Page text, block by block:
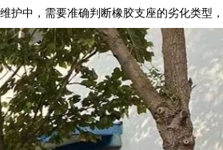
中，需要准确判断橡胶支座的劣化类型，